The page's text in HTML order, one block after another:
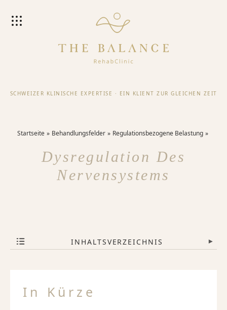
SCHWEIZER KLINISCHE EXPERTISE · EIN KLIENT ZUR GLEICHEN ZEIT
Startseite Behandlungsfelder Regulationsbezogene Belastung
Dysregulation Des
Nervensystems
INHALTSVERZEICHNIS ▾
In Kürze